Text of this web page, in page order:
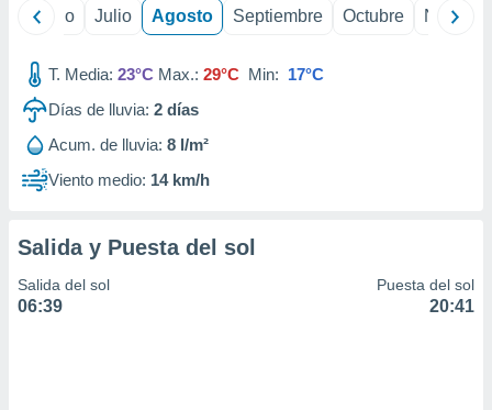
Junio Julio Agosto Septiembre Octubre
T. Media: 23°C Max.: 29°C Min: 17°C
Días de lluvia: 2 días
Acum. de lluvia: 8 l/m²
Viento medio: 14 km/h
Salida y Puesta del sol
Salida del sol
06:39
Puesta del sol
20:41